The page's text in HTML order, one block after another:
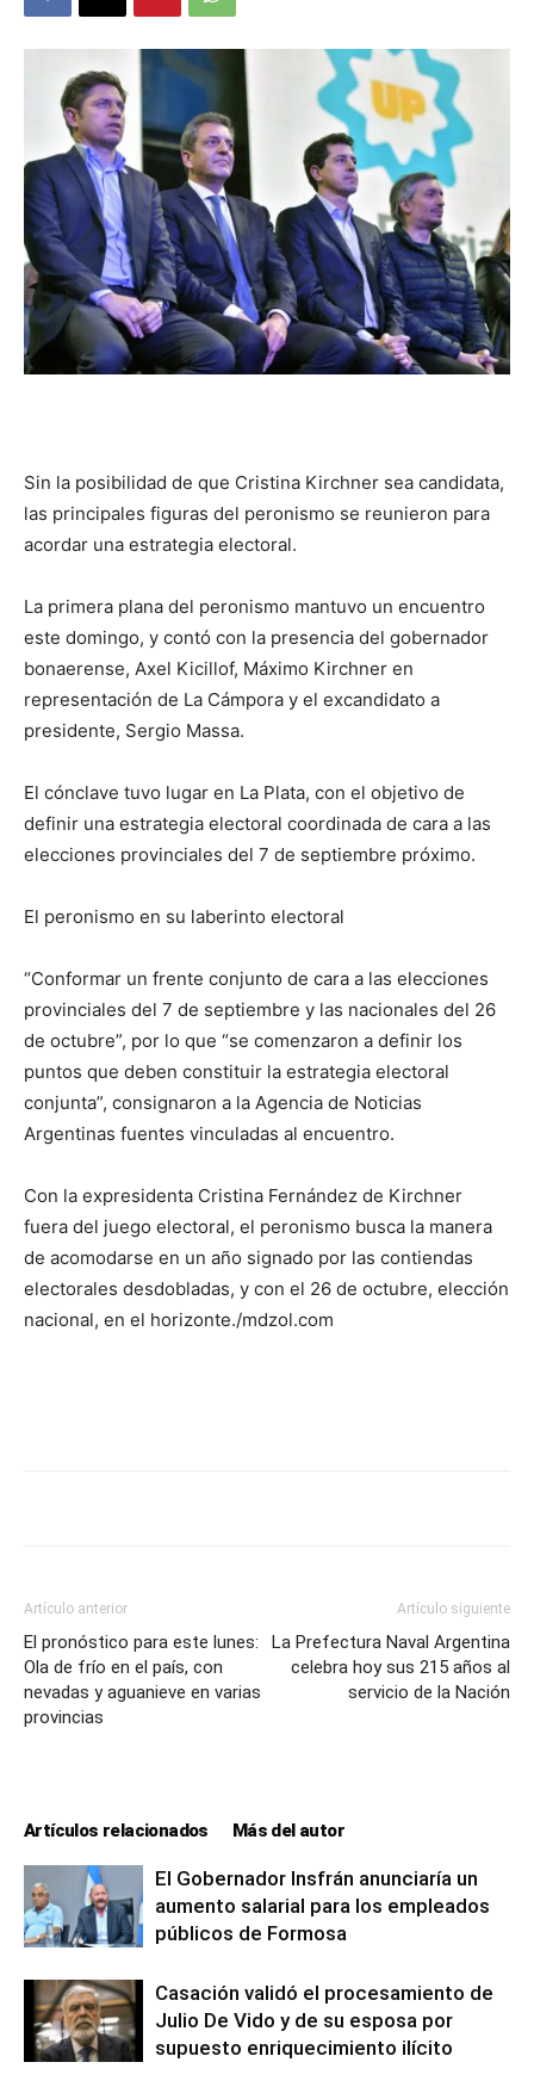
La
Verdad
lo
que
ve…
Sin la posibilidad de que Cristina Kirchner sea candidata,
las principales figuras del peronismo se reunieron para
acordar una estrategia electoral.
La primera plana del peronismo mantuvo un encuentro
este domingo, y contó con la presencia del gobernador
bonaerense, Axel Kicillof, Máximo Kirchner en
representación de La Cámpora y el excandidato a
presidente, Sergio Massa.
El cónclave tuvo lugar en La Plata, con el objetivo de
definir una estrategia electoral coordinada de cara a las
elecciones provinciales del 7 de septiembre próximo.
El peronismo en su laberinto electoral
“Conformar un frente conjunto de cara a las elecciones
provinciales del 7 de septiembre y las nacionales del 26
de octubre”, por lo que “se comenzaron a definir los
puntos que deben constituir la estrategia electoral
conjunta”, consignaron a la Agencia de Noticias
Argentinas fuentes vinculadas al encuentro.
Con la expresidenta Cristina Fernández de Kirchner
fuera del juego electoral, el peronismo busca la manera
de acomodarse en un año signado por las contiendas
electorales desdobladas, y con el 26 de octubre, elección
nacional, en el horizonte./mdzol.com
Artículo anterior
El pronóstico para este lunes:
Ola de frío en el país, con
nevadas y aguanieve en varias
provincias
Artículo siguiente
La Prefectura Naval Argentina
celebra hoy sus 215 años al
servicio de la Nación
Artículos relacionados Más del autor
El Gobernador Insfrán anunciaría un
aumento salarial para los empleados
públicos de Formosa
Casación validó el procesamiento de
Julio De Vido y de su esposa por
supuesto enriquecimiento ilícito